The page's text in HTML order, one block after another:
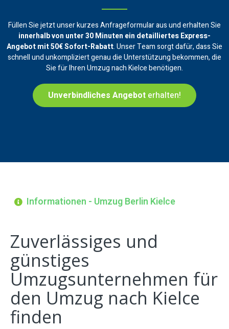
Füllen Sie jetzt unser kurzes Anfrageformular aus und erhalten Sie
innerhalb von unter 30 Minuten ein detailliertes Express-
Angebot mit 50€ Sofort-Rabatt. Unser Team sorgt dafür, dass Sie
schnell und unkompliziert genau die Unterstützung bekommen, die
Sie für Ihren Umzug nach Kielce benötigen.
Unverbindliches Angebot erhalten!
Informationen - Umzug Berlin Kielce
Zuverlässiges und
günstiges
Umzugsunternehmen für
den Umzug nach Kielce
finden